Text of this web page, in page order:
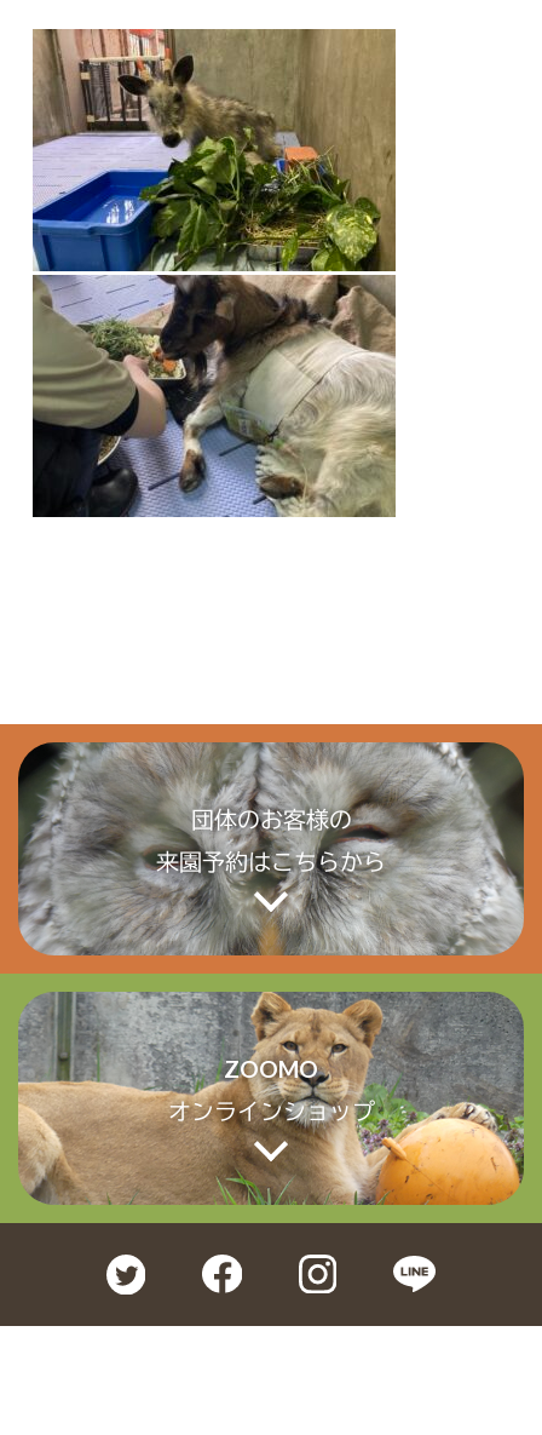
団体のお客様の
来園予約はこちらから
ZOOMO
オンラインショップ